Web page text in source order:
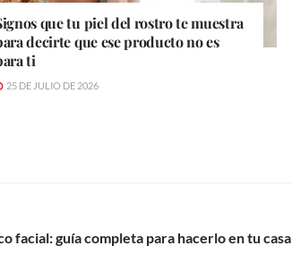
que tu piel del rostro te muestra
decirte que ese producto no es
ti
25 DE JULIO DE 2026
facial: guía completa para hacerlo en tu casa